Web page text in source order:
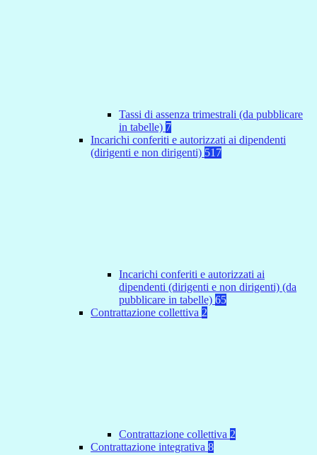
Tassi di assenza trimestrali (da pubblicare
in tabelle) 7
Incarichi conferiti e autorizzati ai dipendenti
(dirigenti e non dirigenti) 517
Incarichi conferiti e autorizzati ai
dipendenti (dirigenti e non dirigenti) (da
pubblicare in tabelle) 65
Contrattazione collettiva 2
Contrattazione collettiva 2
Contrattazione integrativa 8